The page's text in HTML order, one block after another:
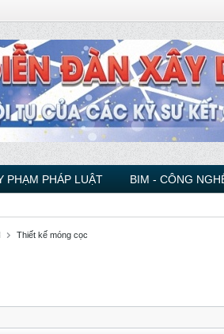
PHẠM PHÁP LUẬT BIM - CÔNG
Thiết kế móng cọc